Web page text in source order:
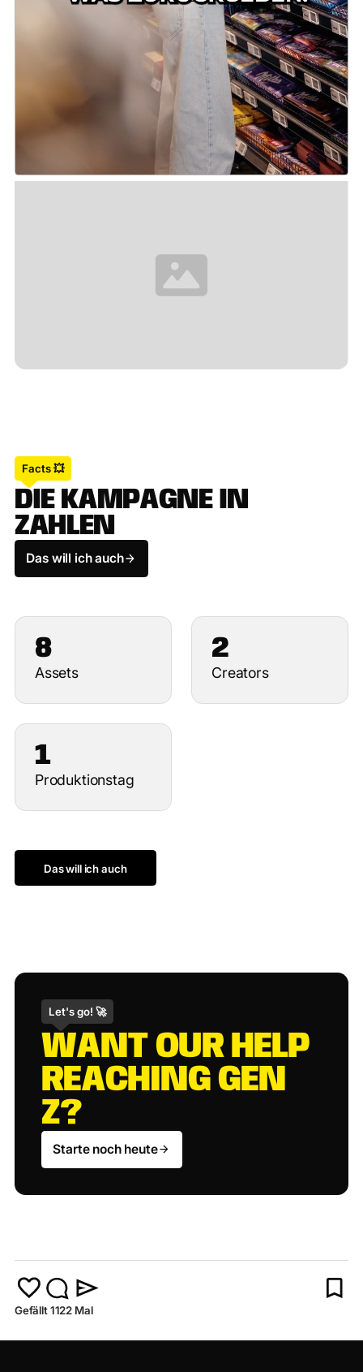
8
Assets
2
Creators
1
Produktionstag
Das will ich auch
Facts 💥
DIE KAMPAGNE IN
ZAHLEN
Das will ich auch
Let's go! 🚀
WANT OUR HELP
REACHING GEN
Z?
Starte noch heute
Gefällt 1122 Mal